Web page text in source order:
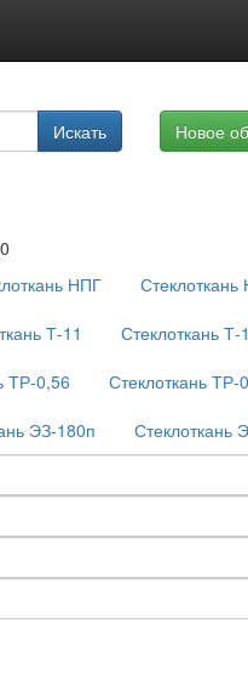
Искать Новое
НПГ
Т-11
Стеклоткань
ТР-0,56
Стеклоткань ТР-
ЭЗ-180п Стеклоткань